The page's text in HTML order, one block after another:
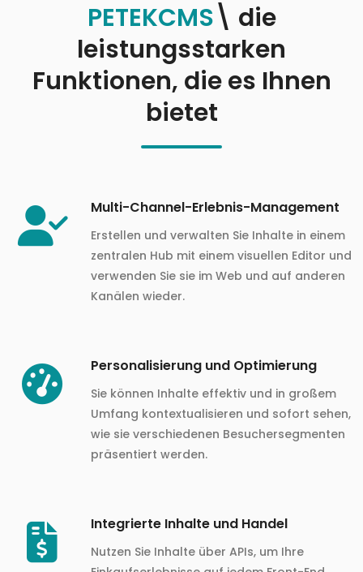
PETEKCMS\ die
leistungsstarken
Funktionen, die es Ihnen
bietet
Multi-Channel-Erlebnis-Management
Erstellen und verwalten Sie Inhalte in einem
zentralen Hub mit einem visuellen Editor und
verwenden Sie sie im Web und auf anderen
Kanälen wieder.
Personalisierung und Optimierung
Sie können Inhalte effektiv und in großem
Umfang kontextualisieren und sofort sehen,
wie sie verschiedenen Besuchersegmenten
präsentiert werden.
Integrierte Inhalte und Handel
Nutzen Sie Inhalte über APIs, um Ihre